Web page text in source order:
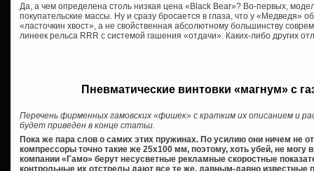
Да, а чем определена столь низкая цена «Black Bear»? Во-первых,
покупательские массы. Ну и сразу бросается в глаза, что у
«ласточкин хвост», а не свойственная абсолютному большинству
линеек рельса RRR с системой гашения «отдачи». Каких-либо других
Пневматические винтовки «магнум» с
Перечень фирменных гамовских «фишек» с кратким их описанием и
будет приведен в конце статьи.
Пока же пара слов о самих этих пружинах. По усилию они ничем не
компрессоры точно такие же 25х100 мм, поэтому, хоть убей, не могу
компании «Гамо» берут несусветные рекламные скоростные